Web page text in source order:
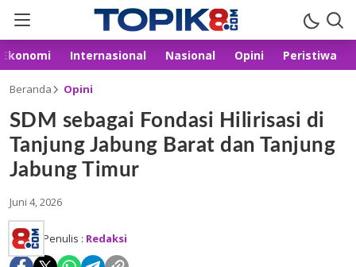
Ekonomi Internasional Nasional Opini Peristiwa
Beranda Opini
SDM sebagai Fondasi Hilirisasi di
Tanjung Jabung Barat dan Tanjung
Jabung Timur
Juni 4, 2026
Penulis : Redaksi